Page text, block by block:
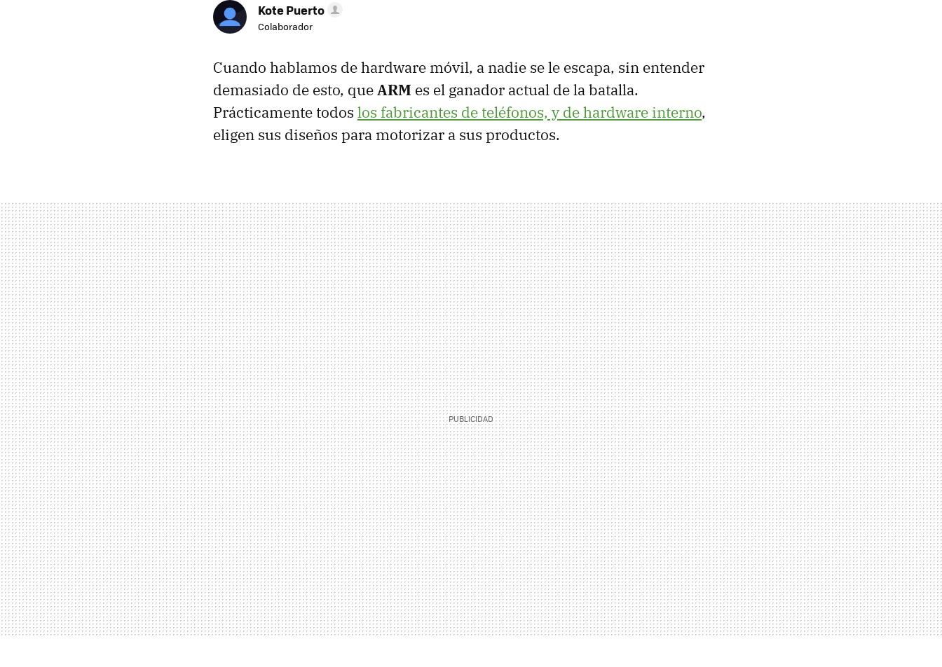
Kote Puerto
Colaborador
Cuando hablamos de hardware móvil, a nadie se le escapa, sin entender
demasiado de esto, queARM es el ganador actual de la batalla.
Prácticamente todos los fabricantes de teléfonos, y de hardware interno,
eligen sus diseños para motorizar a sus productos.